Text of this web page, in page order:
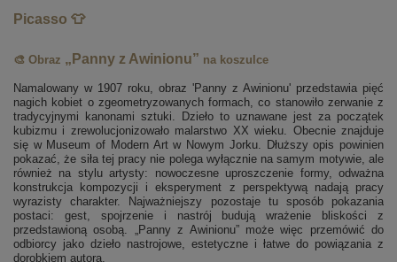
Picasso 👕
🎨 Obraz „Panny z Awinionu” na koszulce
Namalowany w 1907 roku, obraz 'Panny z Awinionu' przedstawia pięć
nagich kobiet o zgeometryzowanych formach, co stanowiło zerwanie z
tradycyjnymi kanonami sztuki. Dzieło to uznawane jest za początek
kubizmu i zrewolucjonizowało malarstwo XX wieku. Obecnie znajduje
się w Museum of Modern Art w Nowym Jorku. Dłuższy opis powinien
pokazać, że siła tej pracy nie polega wyłącznie na samym motywie, ale
również na stylu artysty: nowoczesne uproszczenie formy, odważna
konstrukcja kompozycji i eksperyment z perspektywą nadają pracy
wyrazisty charakter. Najważniejszy pozostaje tu sposób pokazania
postaci: gest, spojrzenie i nastrój budują wrażenie bliskości z
przedstawioną osobą. „Panny z Awinionu” może więc przemówić do
odbiorcy jako dzieło nastrojowe, estetyczne i łatwe do powiązania z
dorobkiem autora.